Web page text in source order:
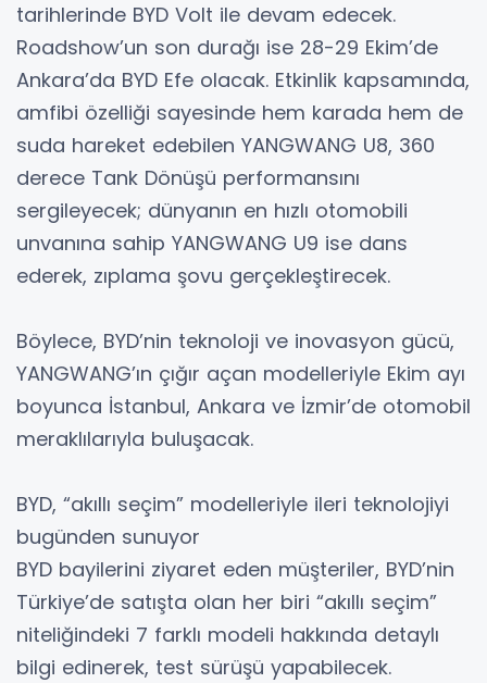
tarihlerinde BYD Volt ile devam edecek.
Roadshow’un son durağı ise 28-29 Ekim’de
Ankara’da BYD Efe olacak. Etkinlik kapsamında,
amfibi özelliği sayesinde hem karada hem de
suda hareket edebilen YANGWANG U8, 360
derece Tank Dönüşü performansını
sergileyecek; dünyanın en hızlı otomobili
unvanına sahip YANGWANG U9 ise dans
ederek, zıplama şovu gerçekleştirecek.
Böylece, BYD’nin teknoloji ve inovasyon gücü,
YANGWANG’ın çığır açan modelleriyle Ekim ayı
boyunca İstanbul, Ankara ve İzmir’de otomobil
meraklılarıyla buluşacak.
BYD, “akıllı seçim” modelleriyle ileri teknolojiyi
bugünden sunuyor
BYD bayilerini ziyaret eden müşteriler, BYD’nin
Türkiye’de satışta olan her biri “akıllı seçim”
niteliğindeki 7 farklı modeli hakkında detaylı
bilgi edinerek, test sürüşü yapabilecek.